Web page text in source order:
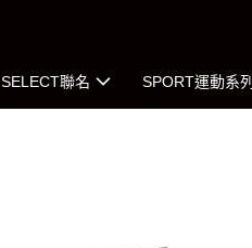
SELECT聯名 SPORT運動系列